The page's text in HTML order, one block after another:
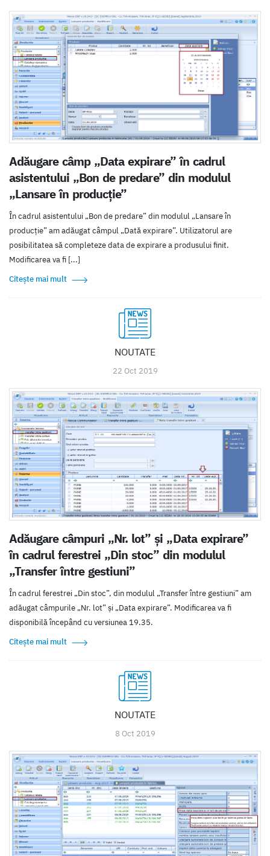
Adăugare câmp „Data expirare” în cadrul
asistentului „Bon de predare” din modulul
„Lansare în producție”
În cadrul asistentului „Bon de predare” din modulul „Lansare în
producție” am adăugat câmpul „Dată expirare”. Utilizatorul are
posibilitatea să completeze data de expirare a produsului finit.
Modificarea va fi [...]
Citește mai mult
NOUTATE
22 Oct 2019
Adăugare câmpuri „Nr. lot” și „Data expirare”
în cadrul ferestrei „Din stoc” din modulul
„Transfer între gestiuni”
În cadrul ferestrei „Din stoc”, din modulul „Transfer între gestiuni” am
adăugat câmpurile „Nr. lot” și „Data expirare”. Modificarea va fi
disponibilă începând cu versiunea 19.35.
Citește mai mult
NOUTATE
8 Oct 2019